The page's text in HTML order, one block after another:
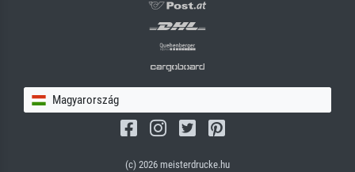
Magyarország
(c) 2026 meisterdrucke.hu